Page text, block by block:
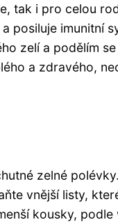
tak i pro celou
posiluje imunitní
zelí a podělím
a zdravého,
zelné
vnější listy,
kousky,